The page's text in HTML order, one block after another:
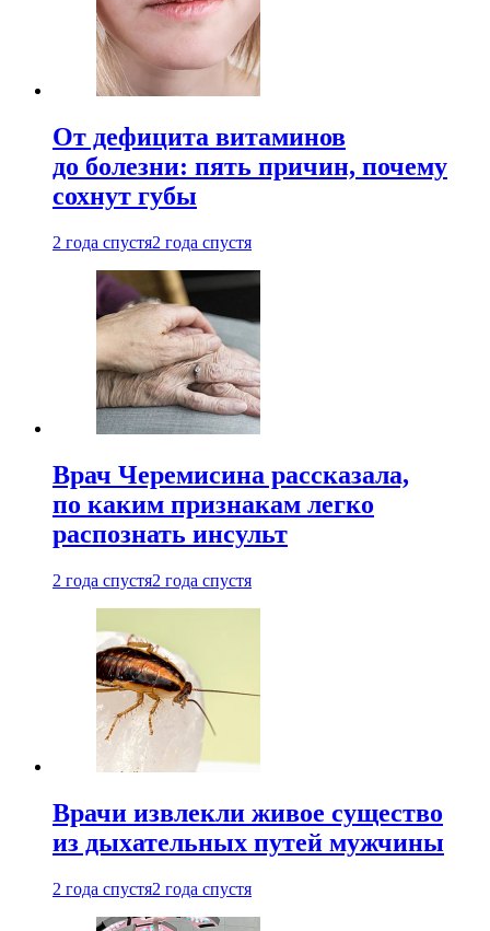
От дефицита витаминов
до болезни: пять причин, почему
сохнут губы
2 года спустя2 года спустя
Врач Черемисина рассказала,
по каким признакам легко
распознать инсульт
2 года спустя2 года спустя
Врачи извлекли живое существо
из дыхательных путей мужчины
2 года спустя2 года спустя